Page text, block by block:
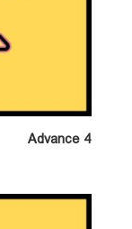
Advance 4